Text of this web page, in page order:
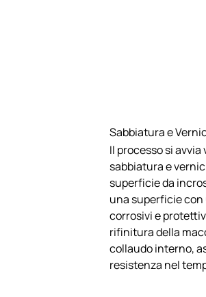
Sabbiatura e
Il processo si
sabbiatura e
superficie da
una superficie
corrosivi e
rifinitura della
collaudo interno,
resistenza nel